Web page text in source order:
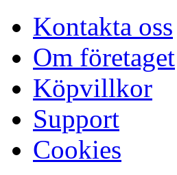
Kontakta oss
Om företaget
Köpvillkor
Support
Cookies